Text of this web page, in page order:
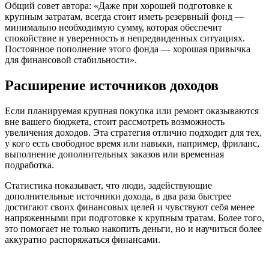
Общий совет автора: «Даже при хорошей подготовке к
крупным затратам, всегда стоит иметь резервный фонд —
минимально необходимую сумму, которая обеспечит
спокойствие и уверенность в непредвиденных ситуациях.
Постоянное пополнение этого фонда — хорошая привычка
для финансовой стабильности».
Расширение источников доходов
Если планируемая крупная покупка или ремонт оказываются
вне вашего бюджета, стоит рассмотреть возможность
увеличения доходов. Эта стратегия отлично подходит для тех,
у кого есть свободное время или навыки, например, фриланс,
выполнение дополнительных заказов или временная
подработка.
Статистика показывает, что люди, задействующие
дополнительные источники дохода, в два раза быстрее
достигают своих финансовых целей и чувствуют себя менее
напряженными при подготовке к крупным тратам. Более того,
это помогает не только накопить деньги, но и научиться более
аккуратно распоряжаться финансами.